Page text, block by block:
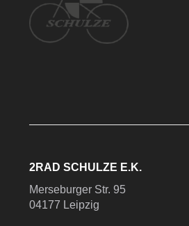
2RAD SCHULZE E.K.
Merseburger Str. 95
04177 Leipzig